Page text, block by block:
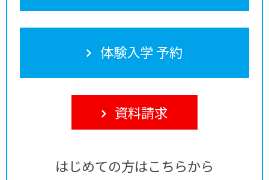
体験入学 予約
資料請求
はじめての方はこちらから